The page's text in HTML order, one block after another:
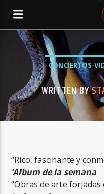
CONCIERTOS-
WRITTEN BY
“Rico, fascinante y
‘Album de la semana
“Obras de arte